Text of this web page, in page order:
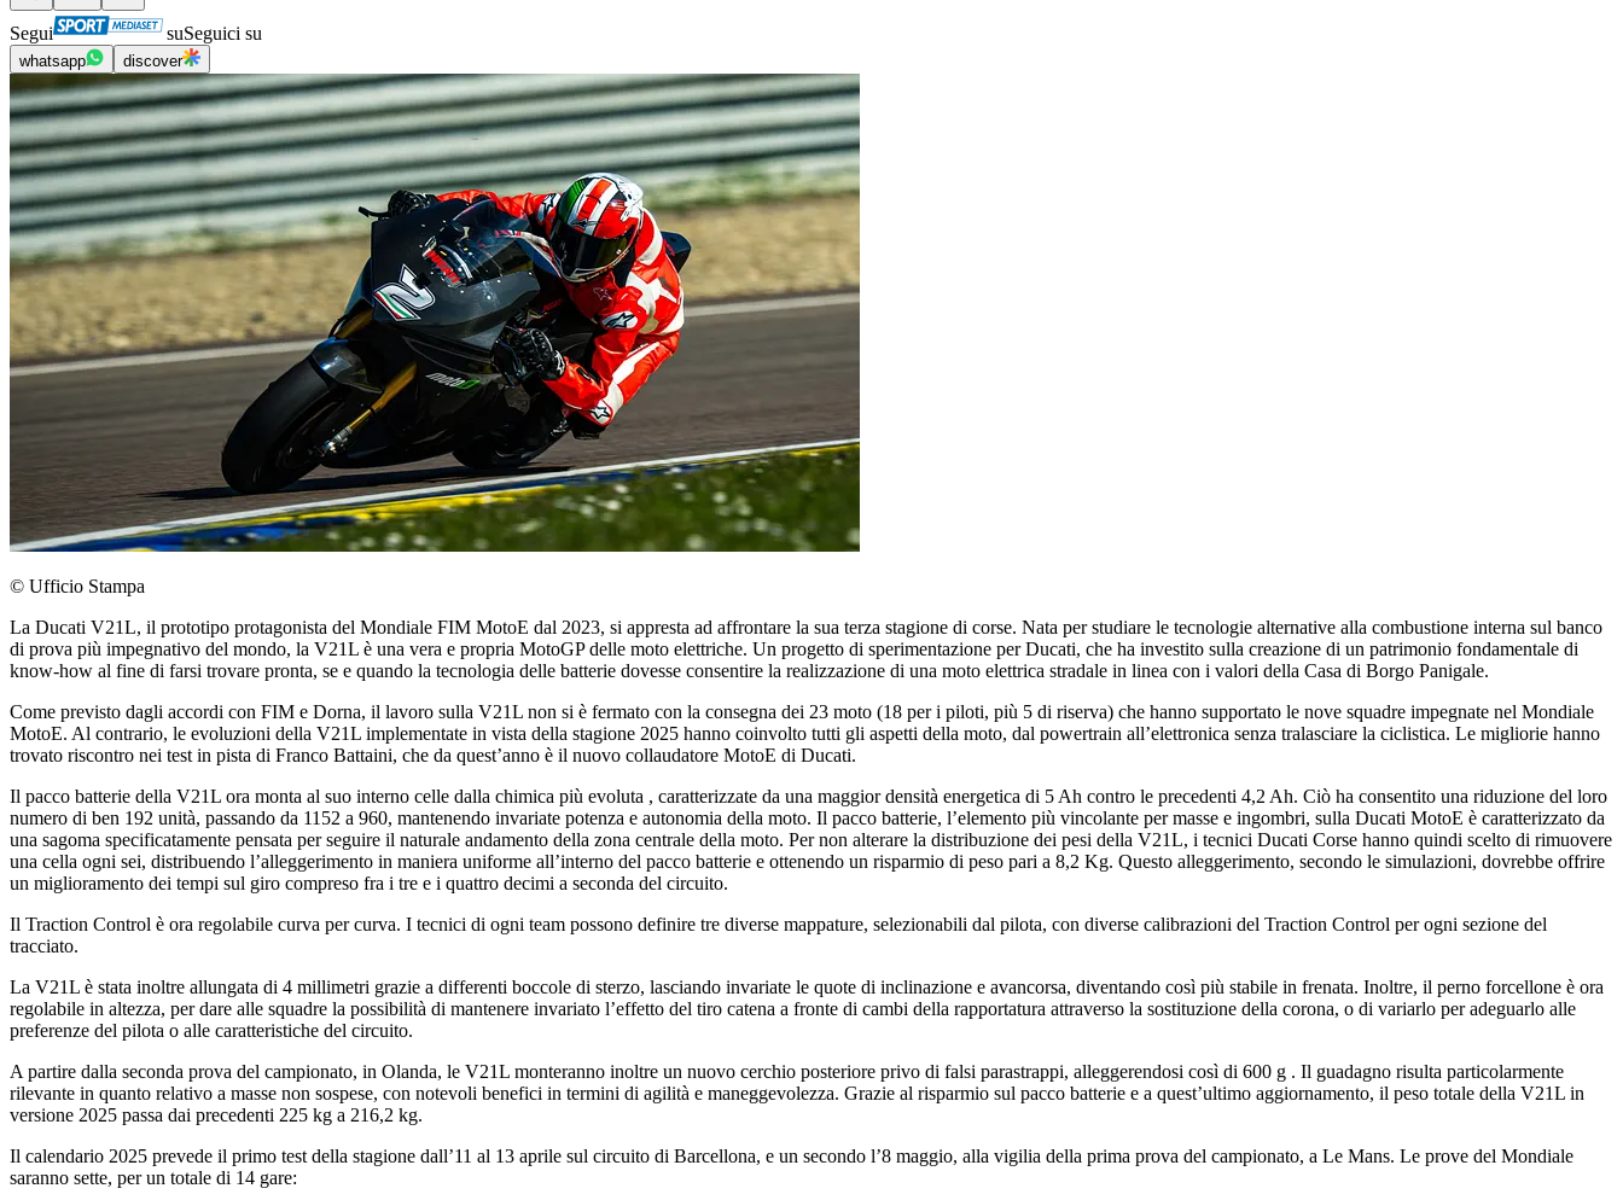
Segui suSeguici su
whatsapp discover
© Ufficio Stampa
La Ducati V21L, il prototipo protagonista del Mondiale FIM MotoE dal 2023, si appresta ad affrontare la sua terza stagione di corse. Nata per studiare le tecnologie alternative alla combustione interna sul banco
di prova più impegnativo del mondo, la V21L è una vera e propria MotoGP delle moto elettriche. Un progetto di sperimentazione per Ducati, che ha investito sulla creazione di un patrimonio fondamentale di
know-how al fine di farsi trovare pronta, se e quando la tecnologia delle batterie dovesse consentire la realizzazione di una moto elettrica stradale in linea con i valori della Casa di Borgo Panigale.
Come previsto dagli accordi con FIM e Dorna, il lavoro sulla V21L non si è fermato con la consegna dei 23 moto (18 per i piloti, più 5 di riserva) che hanno supportato le nove squadre impegnate nel Mondiale
MotoE. Al contrario, le evoluzioni della V21L implementate in vista della stagione 2025 hanno coinvolto tutti gli aspetti della moto, dal powertrain all’elettronica senza tralasciare la ciclistica. Le migliorie hanno
trovato riscontro nei test in pista di Franco Battaini, che da quest’anno è il nuovo collaudatore MotoE di Ducati.
Il pacco batterie della V21L ora monta al suo interno celle dalla chimica più evoluta , caratterizzate da una maggior densità energetica di 5 Ah contro le precedenti 4,2 Ah. Ciò ha consentito una riduzione del loro
numero di ben 192 unità, passando da 1152 a 960, mantenendo invariate potenza e autonomia della moto. Il pacco batterie, l’elemento più vincolante per masse e ingombri, sulla Ducati MotoE è caratterizzato da
una sagoma specificatamente pensata per seguire il naturale andamento della zona centrale della moto. Per non alterare la distribuzione dei pesi della V21L, i tecnici Ducati Corse hanno quindi scelto di rimuovere
una cella ogni sei, distribuendo l’alleggerimento in maniera uniforme all’interno del pacco batterie e ottenendo un risparmio di peso pari a 8,2 Kg. Questo alleggerimento, secondo le simulazioni, dovrebbe offrire
un miglioramento dei tempi sul giro compreso fra i tre e i quattro decimi a seconda del circuito.
Il Traction Control è ora regolabile curva per curva. I tecnici di ogni team possono definire tre diverse mappature, selezionabili dal pilota, con diverse calibrazioni del Traction Control per ogni sezione del
tracciato.
La V21L è stata inoltre allungata di 4 millimetri grazie a differenti boccole di sterzo, lasciando invariate le quote di inclinazione e avancorsa, diventando così più stabile in frenata. Inoltre, il perno forcellone è ora
regolabile in altezza, per dare alle squadre la possibilità di mantenere invariato l’effetto del tiro catena a fronte di cambi della rapportatura attraverso la sostituzione della corona, o di variarlo per adeguarlo alle
preferenze del pilota o alle caratteristiche del circuito.
A partire dalla seconda prova del campionato, in Olanda, le V21L monteranno inoltre un nuovo cerchio posteriore privo di falsi parastrappi, alleggerendosi così di 600 g . Il guadagno risulta particolarmente
rilevante in quanto relativo a masse non sospese, con notevoli benefici in termini di agilità e maneggevolezza. Grazie al risparmio sul pacco batterie e a quest’ultimo aggiornamento, il peso totale della V21L in
versione 2025 passa dai precedenti 225 kg a 216,2 kg.
Il calendario 2025 prevede il primo test della stagione dall’11 al 13 aprile sul circuito di Barcellona, e un secondo l’8 maggio, alla vigilia della prima prova del campionato, a Le Mans. Le prove del Mondiale
saranno sette, per un totale di 14 gare: